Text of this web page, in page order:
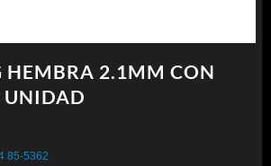
HEMBRA 2.1MM CON
UNIDAD
85-5362